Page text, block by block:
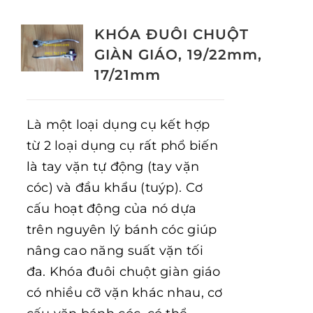
KHÓA ĐUÔI CHUỘT
GIÀN GIÁO, 19/22mm,
17/21mm
Là một loại dụng cụ kết hợp
từ 2 loại dụng cụ rất phổ biến
là tay vặn tự động (tay vặn
cóc) và đầu khẩu (tuýp). Cơ
cấu hoạt động của nó dựa
trên nguyên lý bánh cóc giúp
nâng cao năng suất vặn tối
đa. Khóa đuôi chuột giàn giáo
có nhiều cỡ vặn khác nhau, cơ